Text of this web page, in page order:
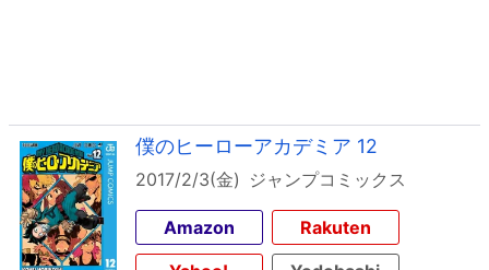
僕のヒーローアカデミア 12
2017/2/3(金) ジャンプコミックス
Amazon
Rakuten